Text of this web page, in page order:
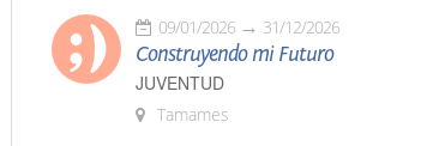
09/01/2026 31/12/2026
Construyendo mi Futuro
JUVENTUD
Tamames